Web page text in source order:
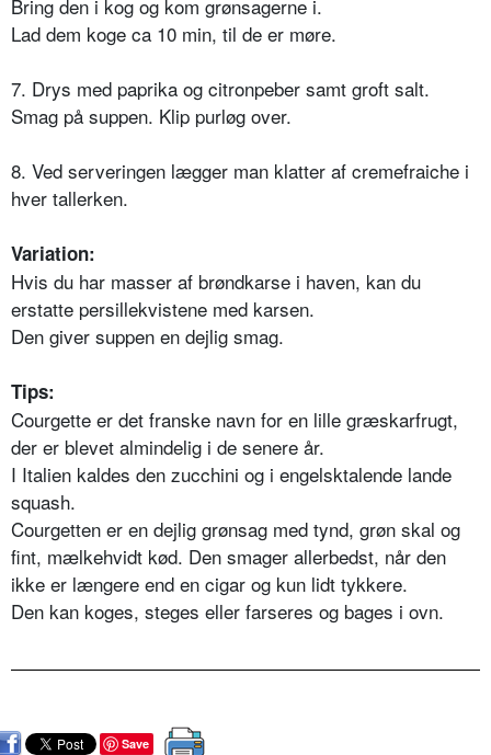
Bring den i kog og kom grønsagerne i.
Lad dem koge ca 10 min, til de er møre.
7. Drys med paprika og citronpeber samt groft salt.
Smag på suppen. Klip purløg over.
8. Ved serveringen lægger man klatter af cremefraiche i
hver tallerken.
Variation:
Hvis du har masser af brøndkarse i haven, kan du
erstatte persillekvistene med karsen.
Den giver suppen en dejlig smag.
Tips:
Courgette er det franske navn for en lille græskarfrugt,
der er blevet almindelig i de senere år.
I Italien kaldes den zucchini og i engelsktalende lande
squash.
Courgetten er en dejlig grønsag med tynd, grøn skal og
fint, mælkehvidt kød. Den smager allerbedst, når den
ikke er længere end en cigar og kun lidt tykkere.
Den kan koges, steges eller farseres og bages i ovn.
Save